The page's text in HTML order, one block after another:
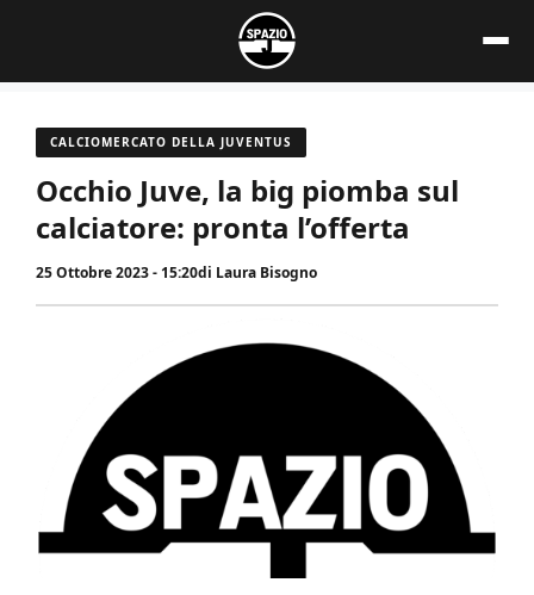
contenuto
CALCIOMERCATO DELLA JUVENTUS
Occhio Juve, la big piomba sul
calciatore: pronta l’offerta
25 Ottobre 2023 - 15:20di Laura Bisogno